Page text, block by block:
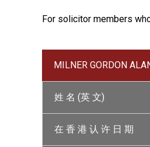
For solicitor members
MILNER GORDON
姓 名 (英 文)
在 香 港 认 许 日 期